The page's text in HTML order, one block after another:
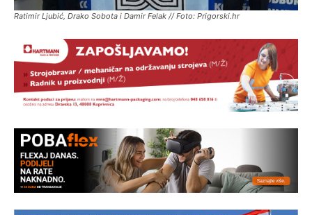
Ratimir Ljubić, Drako Sobota i Damir Felak // Foto: Prigorski.hr